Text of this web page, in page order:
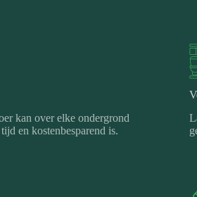
kan over elke ondergrond
en kostenbesparend is.